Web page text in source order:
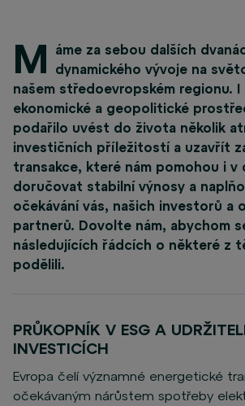
M
áme za sebou dalších
dynamického vývoje na
našem středoevropském regionu.
ekonomické a geopolitické
podařilo uvést do života několik
investičních příležitostí a uzavřít
transakce, které nám pomohou i v
doručovat stabilní výnosy a
očekávání vás, našich investorů a
partnerů. Dovolte nám, abychom
následujících řádcích o některé z
podělili.
PRŮKOPNÍK V ESG A
INVESTICÍCH
Evropa čelí významné energetické
očekávaným nárůstem spotřeby